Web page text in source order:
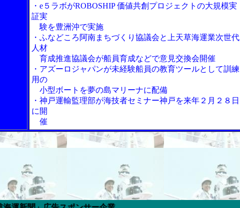
・e５ラボがROBOSHIP 価値共創プロジェクトの大規模実
証実
験を豊洲沖で実施
・ふなどころ阿南まちづくり協議会と上天草海運業次世代
人材
育成推進協議会が船員育成などで意見交換会開催
・アズーロジャパンが未経験船員の教育ツールとして訓練
用の
小型ボートを夢の島マリーナに配備
・神戸運輸監理部が海技者セミナー神戸を来年２月２８日
に開
催